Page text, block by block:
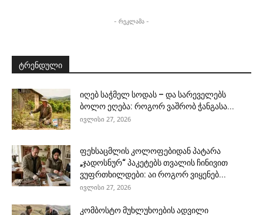
- რეკლამა -
ტრენდული
იღებ საჭმელ სოდას – და სარეველებს
ბოლო ეღება: როგორ ვაშრობ ჭანგასა...
ივლისი 27, 2026
ფეხსაცმლის კოლოფებიდან პატარა
„ჯადოსნურ“ პაკეტებს თვალის ჩინივით
ვუფრთხილდები: აი როგორ ვიყენებ...
ივლისი 27, 2026
კომბოსტო მუხლუხოების ადვილი